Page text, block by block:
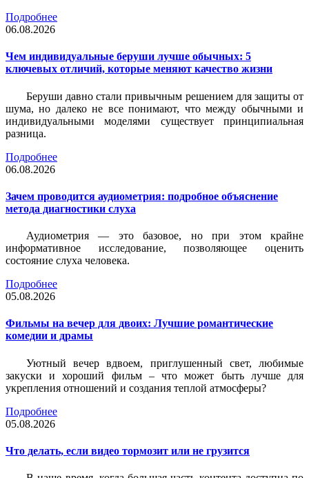
Подробнее
06.08.2026
Чем индивидуальные беруши лучше обычных: 5
ключевых отличий, которые меняют качество жизни
Беруши давно стали привычным решением для защиты от
шума, но далеко не все понимают, что между обычными и
индивидуальными моделями существует принципиальная
разница.
Подробнее
06.08.2026
Зачем проводится аудиометрия: подробное объяснение
метода диагностики слуха
Аудиометрия — это базовое, но при этом крайне
информативное исследование, позволяющее оценить
состояние слуха человека.
Подробнее
05.08.2026
Фильмы на вечер для двоих: Лучшие романтические
комедии и драмы
Уютный вечер вдвоем, приглушенный свет, любимые
закуски и хороший фильм – что может быть лучше для
укрепления отношений и создания теплой атмосферы?
Подробнее
05.08.2026
Что делать, если видео тормозит или не грузится